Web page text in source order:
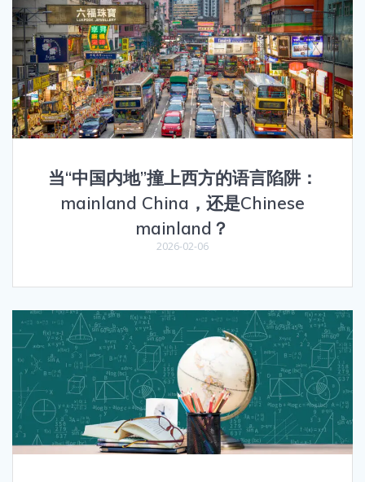
当“中国内地”撞上西方的语言陷阱：
mainland China，还是Chinese
mainland？
2026-02-06